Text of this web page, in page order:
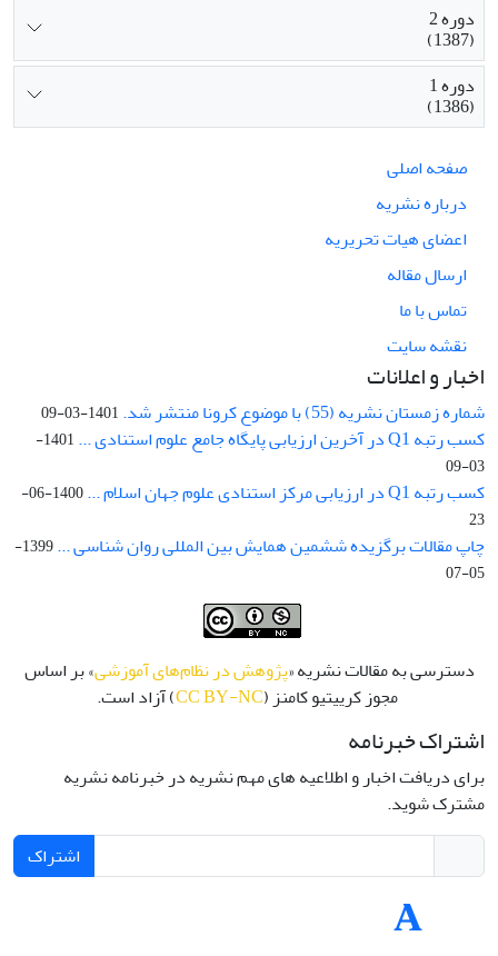
دوره 2
(1387)
دوره 1
(1386)
صفحه اصلی
درباره نشریه
اعضای هیات تحریریه
ارسال مقاله
تماس با ما
نقشه سایت
اخبار و اعلانات
شماره زمستان نشریه (55) با موضوع کرونا منتشر شد. 1401-03-09
کسب رتبه Q1 در آخرین ارزیابی پایگاه جامع علوم استنادی ...
1401-
03-09
کسب رتبه Q1 در ارزیابی مرکز استنادی علوم جهان اسلام ...
1400-06-
23
چاپ مقالات برگزیده ششمین همایش بین المللی روان شناسی ...
1399-
05-07
دسترسی به مقالات نشریه «پژوهش در نظام‌های آموزشی» بر اساس
مجوز کرییتیو کامنز (CC BY-NC) آزاد است.
اشتراک خبرنامه
برای دریافت اخبار و اطلاعیه های مهم نشریه در خبرنامه نشریه
مشترک شوید.
اشتراک